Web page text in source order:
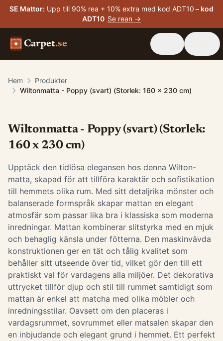
SE Mattor: Upp till 90% rea + 10% extra med kod ADT10 – kod
ADT10 Se rean →
Carpet.se
Hem
Produkter
Wiltonmatta - Poppy (svart) (Storlek: 160 x 230 cm)
Wiltonmatta - Poppy (svart) (Storlek:
160 x 230 cm)
Upptäck den tidlösa elegansen hos denna Wilton-
matta, skapad för att tillföra karaktär och sofistikation
till hemmets olika rum. Med sitt detaljrika mönster och
balanserade formspråk skapar mattan en elegant
atmosfär som passar lika bra i klassiska som moderna
inredningar. Mattan kombinerar slitstyrka med en mjuk
och behaglig känsla under fötterna. Den maskinvävda
konstruktionen ger en tät och tålig kvalitet som
behåller sitt utseende över tid, vilket gör den till ett
praktiskt val för vardagens alla miljöer. Det dekorativa
uttrycket tillför djup och stil till rummet samtidigt som
mattan är enkel att matcha med olika möbler och
inredningsstilar. Oavsett om den placeras i
vardagsrummet, sovrummet eller matsalen skapar den
en inbjudande och elegant grund i hemmet. Ett perfekt